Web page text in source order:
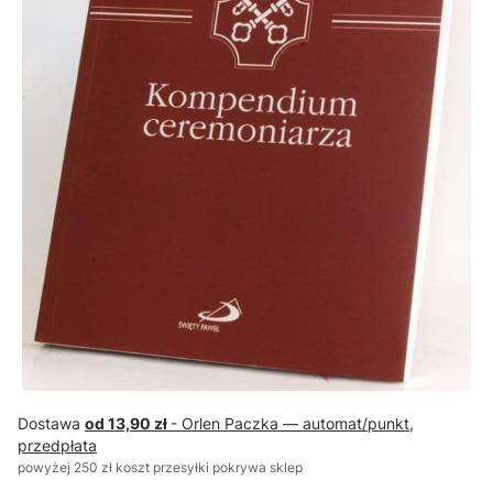
Dostawa od 13,90 zł - Orlen Paczka — automat/punkt,
przedpłata
powyżej 250 zł koszt przesyłki pokrywa sklep